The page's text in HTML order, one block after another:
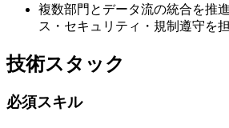
複数部門とデータ流の統合を推
ス・セキュリティ・規制遵守を
技術スタック
必須スキル